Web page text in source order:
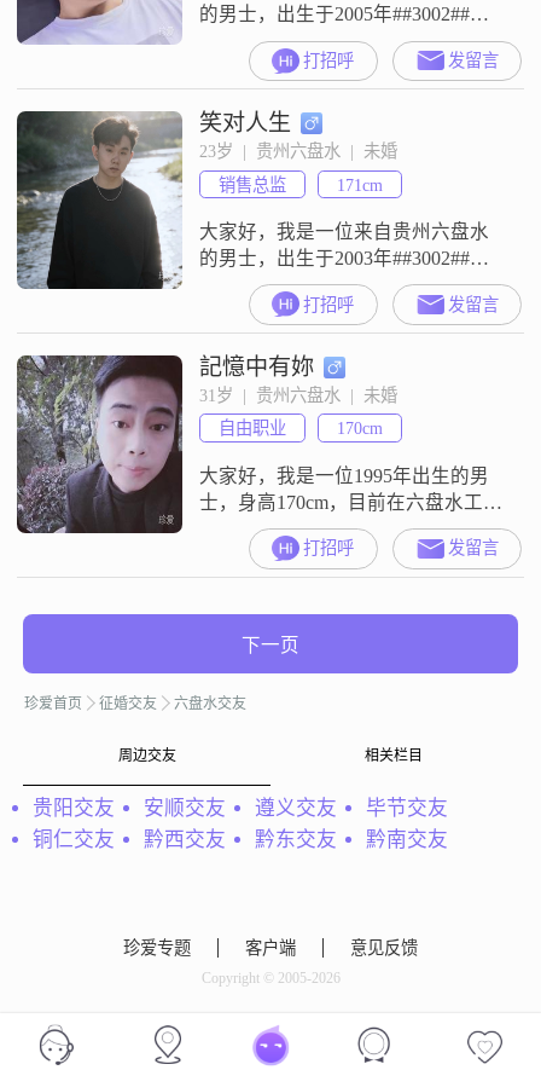
的男士，出生于2005年##3002##我
身高165cm，目前月收入在3001到
5000元之间，学历为中专##3002##
我性格成熟稳重，做事稳重可靠，
特别注重责任感，家庭对我来说非
常重要##3002##在生活中，我勤俭
节约，喜欢提前规划未来，这样可
以更有条理地生活和工作##3002##
我
打招呼 发留言
笑对人生
23岁  |  贵州六盘水  |  未婚
销售总监
171cm
大家好，我是一位来自贵州六盘水
的男士，出生于2003年##3002##我
的身高大约是171厘米，目前从事一
份稳定的工作，月收入在5001到
8000元之间##3002##虽然我的学历
是中专，但我一直保持着学习的热
情，不断提升自己##3002##性格方
面，我是一个外向且健谈的人，喜
欢与人交流，分享彼此的想法和经
历##300
打招呼 发留言
記憶中有妳
31岁  |  贵州六盘水  |  未婚
自由职业
170cm
大家好，我是一位1995年出生的男
士，身高170cm，目前在六盘水工作
##3002##我的月收入在3001到5000
元之间，学历是高中及以下
##3002##我性格稳重可靠，责任感
##3002##我相信真诚是人与人之间
比较追求稳
打招呼 发留言
下一页
珍爱首页 征婚交友 六盘水交友
周边交友 相关栏目
贵阳交友 安顺交友 遵义交友
毕节交友
铜仁交友
黔西交友 黔东交友 黔南交友
珍爱专题 客户端 意见反馈
Copyright © 2005-2026